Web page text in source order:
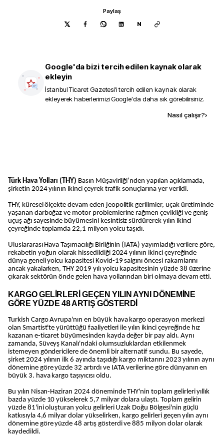
Paylaş
N
Google'da bizi tercih edilen kaynak olarak
ekleyin
İstanbul Ticaret Gazetesi'i tercih edilen kaynak olarak
ekleyerek haberlerimizi Google'da daha sık görebilirsiniz.
Nasıl çalışır?›
Türk Hava Yolları (THY) Basın Müşavirliği’nden yapılan açıklamada,
şirketin 2024 yılının ikinci çeyrek trafik sonuçlarına yer verildi.
THY, küresel ölçekte devam eden jeopolitik gerilimler, uçak üretiminde
yaşanan darboğaz ve motor problemlerine rağmen çevikliği ve geniş
uçuş ağı sayesinde büyümesini kesintisiz sürdürerek yılın ikinci
çeyreğinde toplamda 22,1 milyon yolcu taşıdı.
Uluslararası Hava Taşımacılığı Birliğinin (IATA) yayımladığı verilere göre,
rekabetin yoğun olarak hissedildiği 2024 yılının ikinci çeyreğinde
dünya geneli yolcu kapasitesi Kovid-19 salgını öncesi rakamlarını
ancak yakalarken, THY 2019 yılı yolcu kapasitesinin yüzde 38 üzerine
çıkarak sektörün önde gelen hava yollarından biri olmaya devam etti.
KARGO GELİRLERİ GEÇEN YILIN AYNI DÖNEMİNE
GÖRE YÜZDE 48 ARTIŞ GÖSTERDİ
Turkish Cargo Avrupa'nın en büyük hava kargo operasyon merkezi
olan Smartist'te yürüttüğü faaliyetleri ile yılın ikinci çeyreğinde hız
kazanan e-ticaret büyümesinden kayda değer bir pay aldı. Aynı
zamanda, Süveyş Kanalı'ndaki olumsuzluklardan etkilenmek
istemeyen göndericilere de önemli bir alternatif sundu. Bu sayede,
şirket 2024 yılının ilk 6 ayında taşıdığı kargo miktarını 2023 yılının aynı
dönemine göre yüzde 32 artırdı ve IATA verilerine göre dünyanın en
büyük 3. hava kargo taşıyıcısı oldu.
Bu yılın Nisan-Haziran 2024 döneminde THY'nin toplam gelirleri yıllık
bazda yüzde 10 yükselerek 5,7 milyar dolara ulaştı. Toplam gelirin
yüzde 81'ini oluşturan yolcu gelirleri Uzak Doğu Bölgesi'nin güçlü
katkısıyla 4,6 milyar dolar yükselirken, kargo gelirleri geçen yılın aynı
dönemine göre yüzde 48 artış gösterdi ve 885 milyon dolar olarak
kaydedildi.